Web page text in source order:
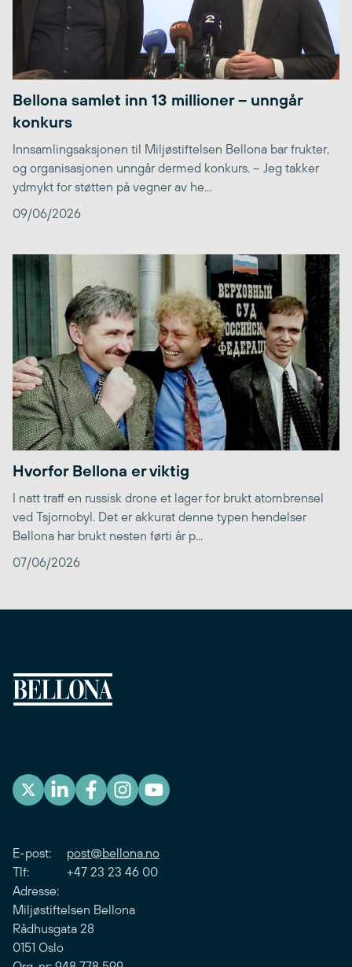
Bellona samlet inn 13 millioner – unngår
konkurs
Innsamlingsaksjonen til Miljøstiftelsen Bellona bar frukter,
og organisasjonen unngår dermed konkurs. – Jeg takker
ydmykt for støtten på vegner av he...
09/06/2026
Hvorfor Bellona er viktig
I natt traff en russisk drone et lager for brukt atombrensel
ved Tsjornobyl. Det er akkurat denne typen hendelser
Bellona har brukt nesten førti år p...
07/06/2026
E-post: post@bellona.no
Tlf: +47 23 23 46 00
Adresse:
Miljøstiftelsen Bellona
Rådhusgata 28
0151 Oslo